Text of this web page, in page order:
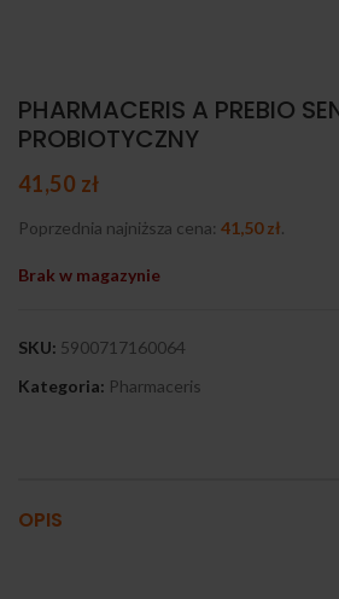
PHARMACERIS A PREBIO
PROBIOTYCZNY
41,50 zł
Poprzednia najniższa cena: 41,50zł.
Brak w magazynie
SKU: 5900717160064
Kategoria: Pharmaceris
OPIS